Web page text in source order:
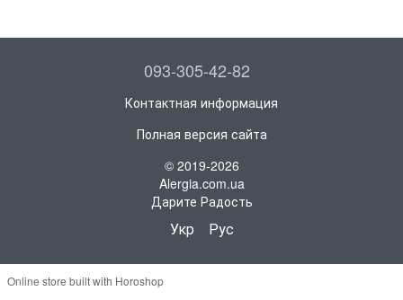
093-305-42-82
Контактная информация
Полная версия сайта
© 2019-2026
Alergia.com.ua
Дарите Радость
Укр Рус
Online store built with Horoshop